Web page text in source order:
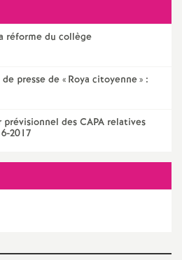
l
e
s
E
n
réforme du collège
presse de « Roya citoyenne» :
prévisionnel des CAPA relatives
2017